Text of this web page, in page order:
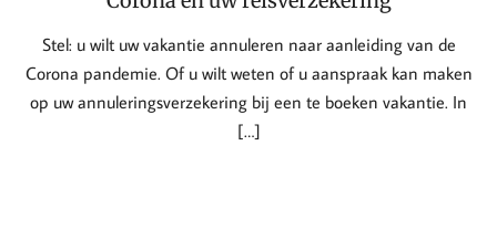
Stel: u wilt uw vakantie annuleren naar aanleiding van de
Corona pandemie. Of u wilt weten of u aanspraak kan maken
op uw annuleringsverzekering bij een te boeken vakantie. In
[…]